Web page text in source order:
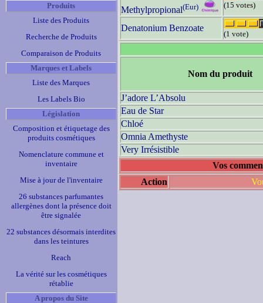
Produits
Liste des Produits
Recherche de Produits
Comparaison de Produits
Marques et Labels
Liste des Marques
Les Labels Bio
Législation
Composition et étiquetage des
produits cosmétiques
Nomenclature commune et
inventaire
Mise à jour de l'inventaire
26 substances parfumantes
allergènes dont la présence doit
être signalée
22 substances désormais interdites
dans les teintures
Reach
La vérité sur les cosmétiques
rétablie
A propos du Site
Methylpropional(Eur) (15 votes)
Denatonium Benzoate
(1 vote)
Nom du produit
J’adore L’Absolu
Eau de Star
Chloé
Omnia Amethyste
Very Irrésistible
Vos
Action